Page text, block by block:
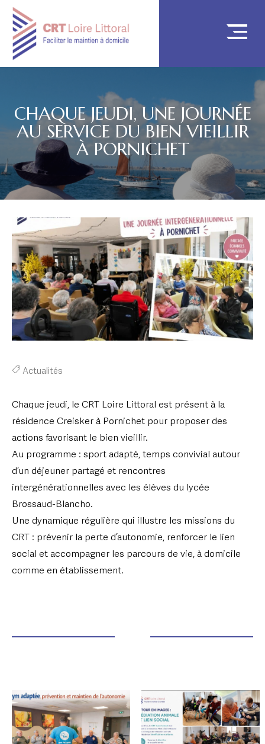
CHAQUE JEUDI, UNE JOURNÉE
AU SERVICE DU BIEN VIEILLIR
À PORNICHET
Actualités
Chaque jeudi, le CRT Loire Littoral est présent à la
résidence Creisker à Pornichet pour proposer des
actions favorisant le bien vieillir.
Au programme : sport adapté, temps convivial autour
d’un déjeuner partagé et rencontres
intergénérationnelles avec les élèves du lycée
Brossaud-Blancho.
Une dynamique régulière qui illustre les missions du
CRT : prévenir la perte d’autonomie, renforcer le lien
social et accompagner les parcours de vie, à domicile
comme en établissement.